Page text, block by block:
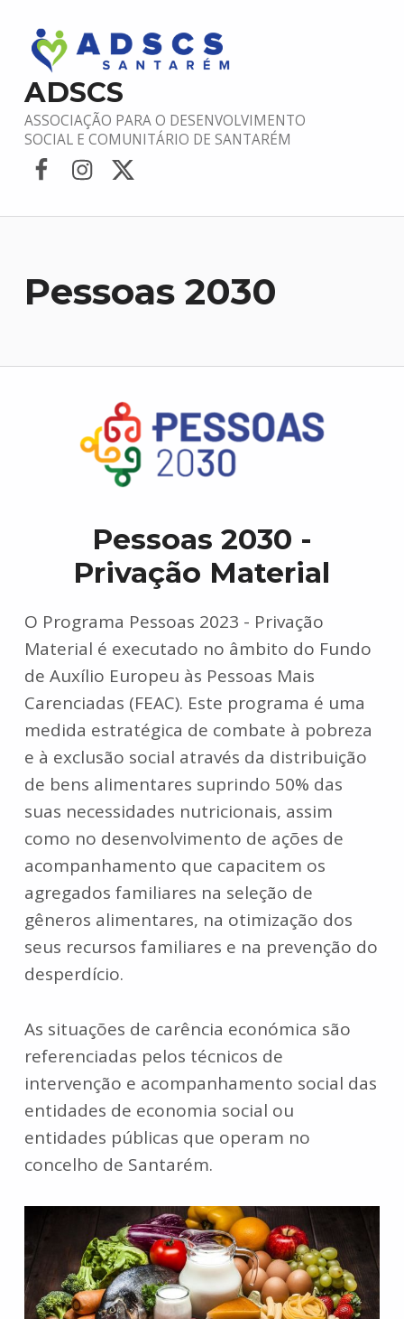
ADSCS
ASSOCIAÇÃO PARA O DESENVOLVIMENTO
SOCIAL E COMUNITÁRIO DE SANTARÉM
Facebook
Instagram
Twitter
Pessoas 2030
Pessoas 2030 -
Privação Material
O Programa Pessoas 2023 - Privação
Material é executado no âmbito do Fundo
de Auxílio Europeu às Pessoas Mais
Carenciadas (FEAC). Este programa é uma
medida estratégica de combate à pobreza
e à exclusão social através da distribuição
de bens alimentares suprindo 50% das
suas necessidades nutricionais, assim
como no desenvolvimento de ações de
acompanhamento que capacitem os
agregados familiares na seleção de
gêneros alimentares, na otimização dos
seus recursos familiares e na prevenção do
desperdício.
As situações de carência económica são
referenciadas pelos técnicos de
intervenção e acompanhamento social das
entidades de economia social ou
entidades públicas que operam no
concelho de Santarém.